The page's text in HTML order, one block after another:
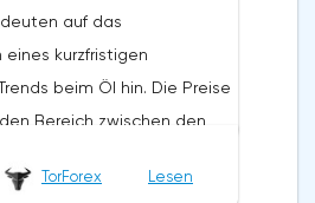
auf das
eines kurzfristigen
beim Öl hin. Die Preise
Bereich zwischen den
"Schwarzen Goldes" und
TorForex Lesen